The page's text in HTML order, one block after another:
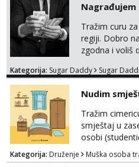
Tražim curu
regiji. Dobro
zgodna i voliš
kosu - se
dostupna
obitelj) - vodiš
zaštitu Ne
paro...
Kategorija: Sugar Daddy Sugar
Nudim
Tražim
smještaj u
osobi
u, a ne želiš
javi se na mail.
Kategorija: Druženje Muška osoba